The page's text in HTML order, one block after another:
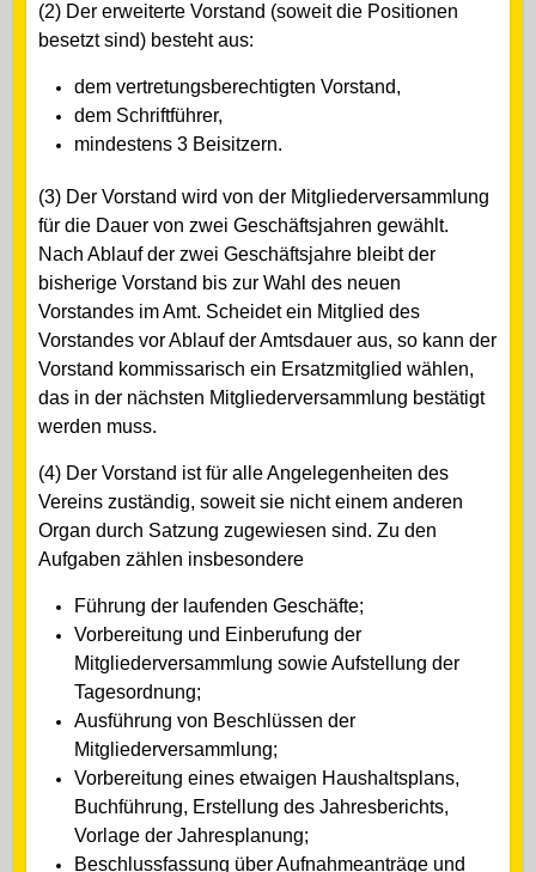
(2) Der erweiterte Vorstand (soweit die Positionen
besetzt sind) besteht aus:
dem vertretungsberechtigten Vorstand,
dem Schriftführer,
mindestens 3 Beisitzern.
(3)Der Vorstand wird von der Mitgliederversammlung
für die Dauer von zwei Geschäftsjahren gewählt.
Nach Ablauf der zwei Geschäftsjahre bleibt der
bisherige Vorstand bis zur Wahl des neuen
Vorstandes im Amt. Scheidet ein Mitglied des
Vorstandes vor Ablauf der Amtsdauer aus, so kann der
Vorstand kommissarisch ein Ersatzmitglied wählen,
das in der nächsten Mitgliederversammlung bestätigt
werden muss.
(4) Der Vorstand ist für alle Angelegenheiten des
Vereins zuständig, soweit sie nicht einem anderen
Organ durch Satzung zugewiesen sind. Zu den
Aufgaben zählen insbesondere
Führung der laufenden Geschäfte;
Vorbereitung und Einberufung der
Mitgliederversammlung sowie Aufstellung der
Tagesordnung;
Ausführung von Beschlüssen der
Mitgliederversammlung;
Vorbereitung eines etwaigen Haushaltsplans,
Buchführung, Erstellung des Jahresberichts,
Vorlage der Jahresplanung;
Beschlussfassung über Aufnahmeanträge und